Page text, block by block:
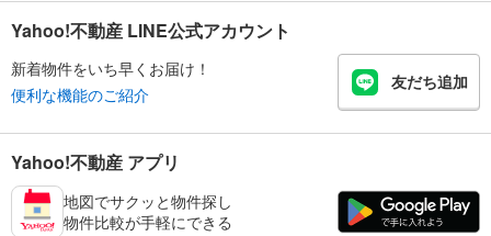
Yahoo!不動産 LINE公式アカウント
新着物件をいち早くお届け！
便利な機能のご紹介
友だち追加
Yahoo!不動産 アプリ
地図でサクッと物件探し
物件比較が手軽にできる